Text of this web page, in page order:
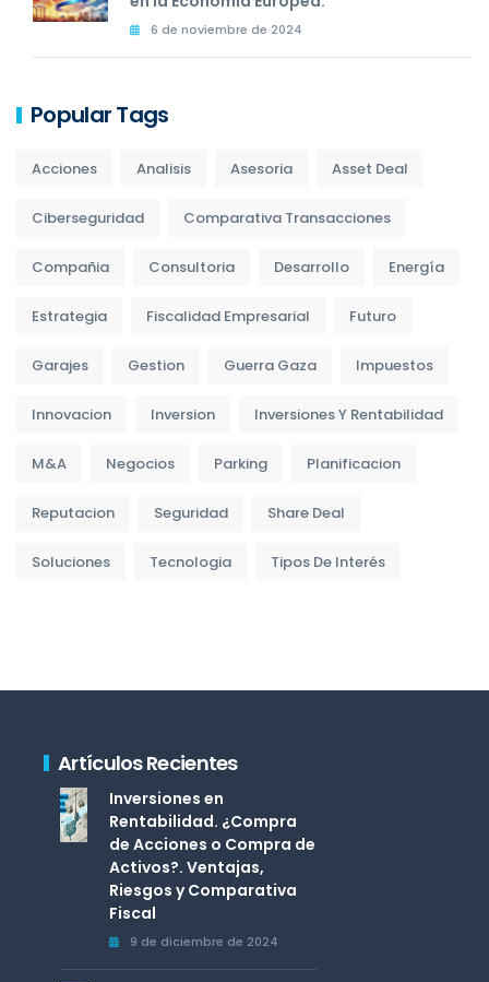
6 de noviembre de 2024
Popular Tags
Acciones Analisis Asesoria Asset Deal
Ciberseguridad Comparativa Transacciones
Compañia Consultoria Desarrollo Energía
Estrategia Fiscalidad Empresarial Futuro
Garajes Gestion Guerra Gaza Impuestos
Innovacion Inversion Inversiones Y Rentabilidad
M&A Negocios Parking Planificacion
Reputacion Seguridad Share Deal
Soluciones Tecnologia Tipos De Interés
Artículos Recientes
Inversiones en
Rentabilidad. ¿Compra
de Acciones o Compra de
Activos?. Ventajas,
Riesgos y Comparativa
Fiscal
9 de diciembre de 2024